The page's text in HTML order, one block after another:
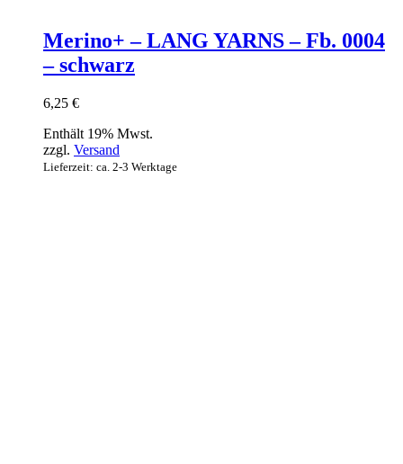
Merino+ – LANG YARNS – Fb. 0004
– schwarz
6,25 €
Enthält 19% Mwst.
zzgl. Versand
Lieferzeit: ca. 2-3 Werktage